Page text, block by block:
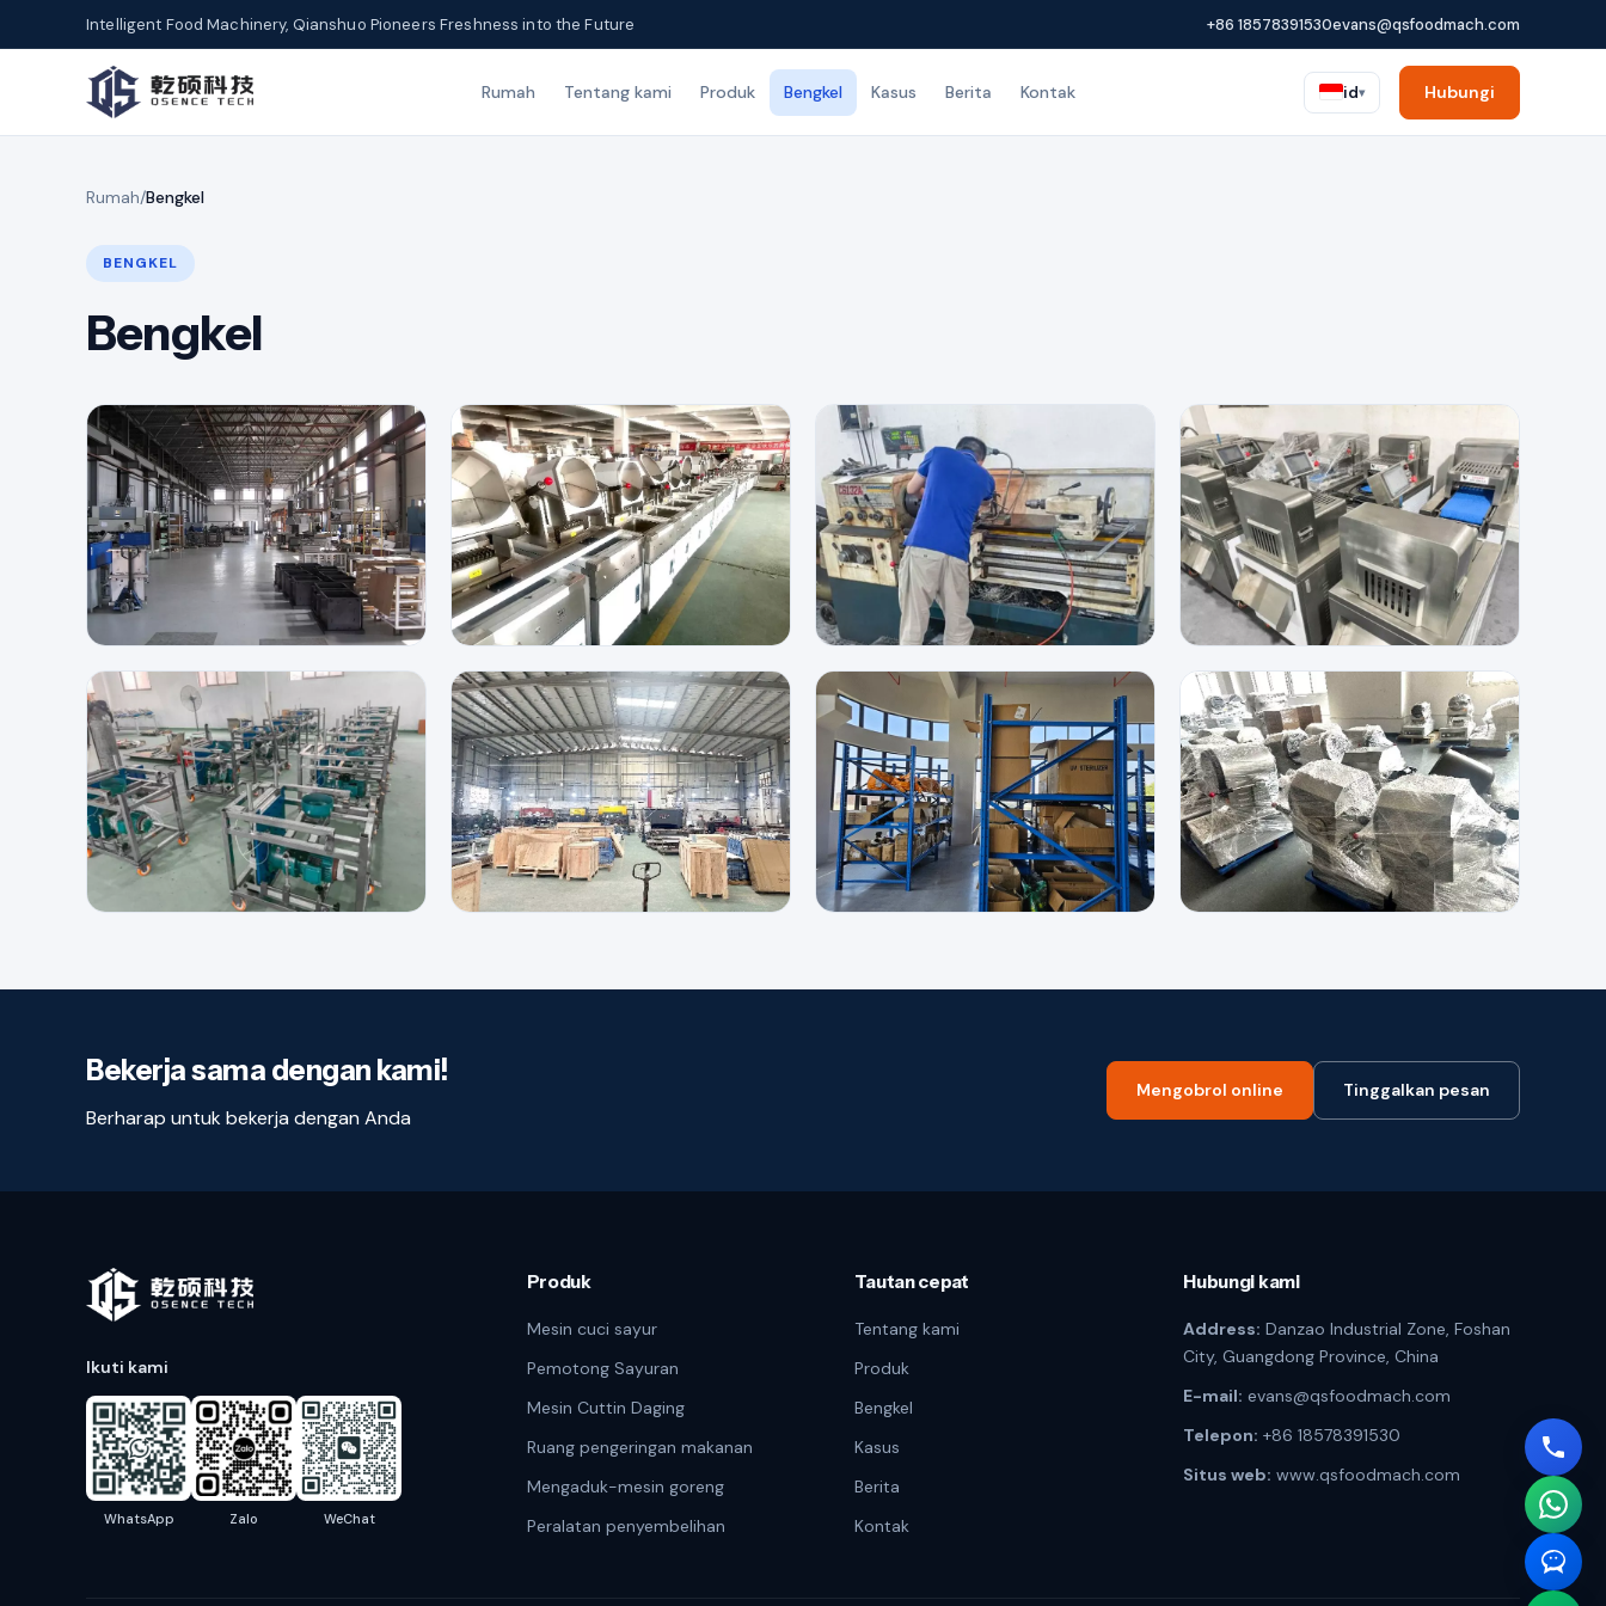
Intelligent Food Machinery, Qianshuo Pioneers Freshness into the Future +86 18578391530evans@qsfoodmach.com
Rumah Tentang kami Produk Bengkel Kasus Berita Kontak id▾ Hubungi
Rumah/Bengkel
BENGKEL
Bengkel
Bekerja sama dengan kami!
Berharap untuk bekerja dengan Anda
Mengobrol online Tinggalkan pesan
Ikuti kami
WhatsApp Zalo WeChat
Produk
Mesin cuci sayur
Pemotong Sayuran
Mesin Cuttin Daging
Ruang pengeringan makanan
Mengaduk-mesin goreng
Peralatan penyembelihan
Tautan cepat
Tentang kami
Produk
Bengkel
Kasus
Berita
Kontak
Hubungi kami
Address: Danzao Industrial Zone, Foshan
City, Guangdong Province, China
E-mail: evans@qsfoodmach.com
Telepon: +86 18578391530
Situs web: www.qsfoodmach.com